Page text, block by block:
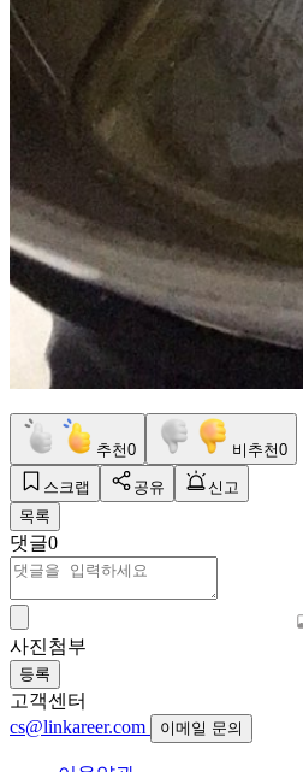
추천0 비추천0
스크랩 공유
신고
목록
댓글0
사진첨부
등록
고객센터
cs@linkareer.com
이메일 문의